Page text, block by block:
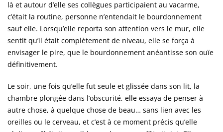
là et autour d’elle ses collègues participaient au vacarme,
c’était la routine, personne n’entendait le bourdonnement
sauf elle. Lorsqu’elle reporta son attention vers le mur, elle
sentit qu’il était complètement de niveau, elle se força à
envisager le pire, que le bourdonnement anéantisse son ouïe
définitivement.
Le soir, une fois qu’elle fut seule et glissée dans son lit, la
chambre plongée dans l’obscurité, elle essaya de penser à
autre chose, à quelque chose de beau… sans lien avec les
oreilles ou le cerveau, et c’est à ce moment précis qu’elle